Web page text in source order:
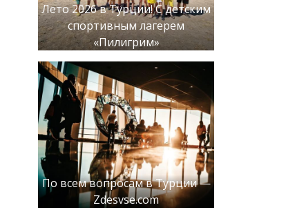
Лето 2026 в Турции! С детским
спортивным лагерем
«Пилигрим»
По всем вопросам в Турции —
Zdesvse.com